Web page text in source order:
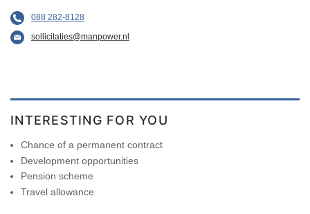
088 282-8128
sollicitaties@manpower.nl
INTERESTING FOR YOU
Chance of a permanent contract
Development opportunities
Pension scheme
Travel allowance